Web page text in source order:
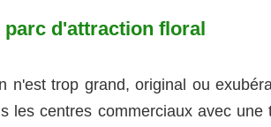
parc d'attraction floral
n'est trop grand, original ou
les centres commerciaux avec